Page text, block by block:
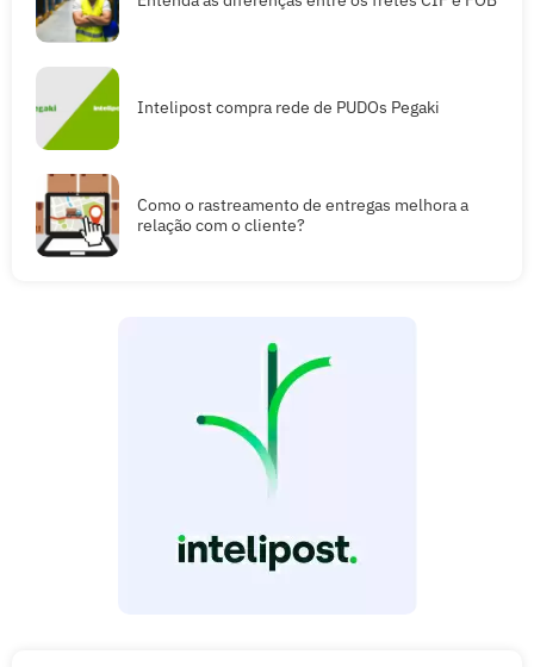
Intelipost compra rede de PUDOs Pegaki
Como o rastreamento de entregas melhora a
relação com o cliente?